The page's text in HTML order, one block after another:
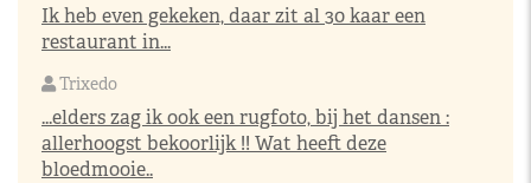
Ik heb even gekeken, daar zit al 30 kaar een
restaurant in...
Trixedo
...elders zag ik ook een rugfoto, bij het dansen :
allerhoogst bekoorlijk !! Wat heeft deze
bloedmooie..